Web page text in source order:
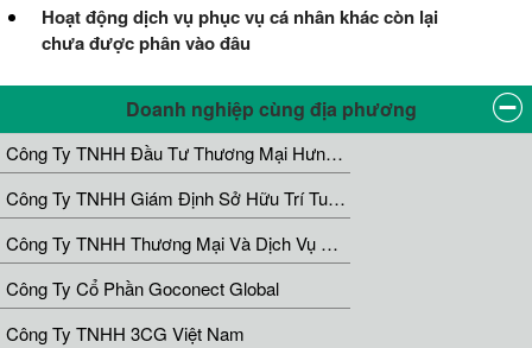
Hoạt động dịch vụ phục vụ cá nhân khác còn lại
chưa được phân vào đâu
Doanh nghiệp cùng địa phương
Công Ty TNHH Đầu Tư Thương Mại Hưng Thịnh Thành
Công Ty TNHH Giám Định Sở Hữu Trí Tuệ Quang Minh
Công Ty TNHH Thương Mại Và Dịch Vụ Nhật Anh Việt Nam
Công Ty Cổ Phần Goconect Global
Công Ty TNHH 3CG Việt Nam